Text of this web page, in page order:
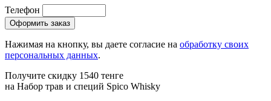
Телефон
Нажимая на кнопку, вы даете согласие на обработку своих
персональных данных.
Получите скидку 1540 тенге
на Набор трав и специй Spico Whisky